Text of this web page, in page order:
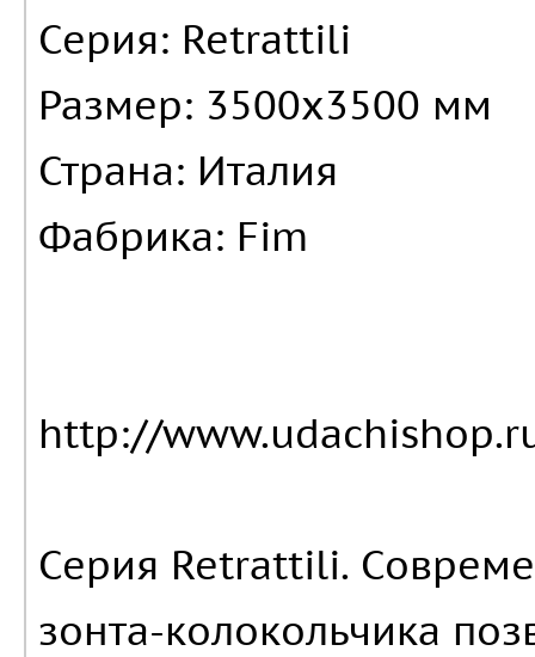
Серия: Retrattili
Размер: 3500х3500 мм
Страна: Италия
Фабрика: Fim
http://
Серия Retrattili.
зонта-колокольчика